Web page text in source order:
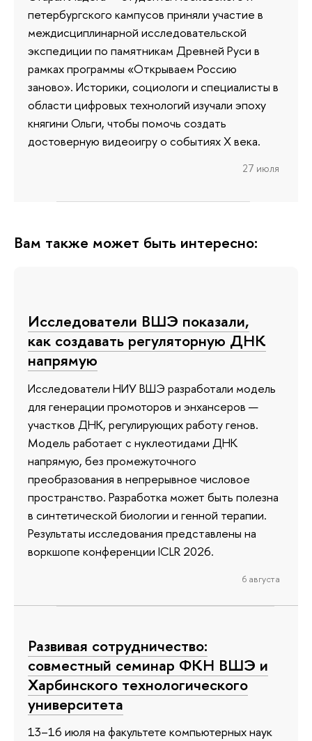
петербургского кампусов приняли участие в
междисциплинарной исследовательской
экспедиции по памятникам Древней Руси в
рамках программы «Открываем Россию
заново». Историки, социологи и специалисты в
области цифровых технологий изучали эпоху
княгини Ольги, чтобы помочь создать
достоверную видеоигру о событиях X века.
27 июля
Вам также может быть интересно:
Исследователи ВШЭ показали,
как создавать регуляторную ДНК
напрямую
Исследователи НИУ ВШЭ разработали модель
для генерации промоторов и энхансеров —
участков ДНК, регулирующих работу генов.
Модель работает с нуклеотидами ДНК
напрямую, без промежуточного
преобразования в непрерывное числовое
пространство. Разработка может быть полезна
в синтетической биологии и генной терапии.
Результаты исследования представлены на
воркшопе конференции ICLR 2026.
6 августа
Развивая сотрудничество:
совместный семинар ФКН ВШЭ и
Харбинского технологического
университета
13–16 июля на факультете компьютерных наук